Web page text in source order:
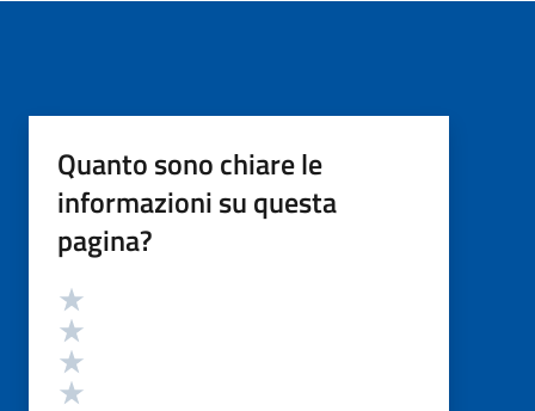
Quanto sono chiare le
informazioni su questa
pagina?
Valutazione